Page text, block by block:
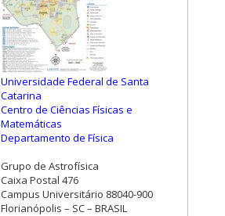
Universidade Federal de Santa
Catarina
Centro de Ciências Físicas e
Matemáticas
Departamento de Física
Grupo de Astrofísica
Caixa Postal 476
Campus Universitário 88040-900
Florianópolis – SC – BRASIL